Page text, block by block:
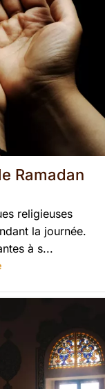
Ramadan
religieuses
la journée.
à s...